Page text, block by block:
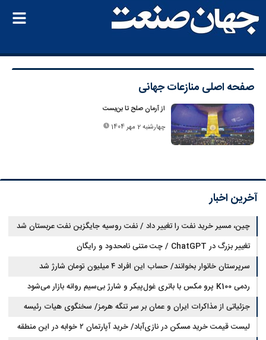
صفحه اصلی منازعات جهانی
از آرمان صلح تا بن‌بست
چهارشنبه 2 مهر 1404
آخرین اخبار
چین، مسیر خرید نفت را تغییر داد / نفت روسیه جایگزین نفت عربستان شد
تغییر بزرگ در ChatGPT / چت متنی نامحدود و رایگان
سرپرستان خانوار بخوانند/ حساب این افراد ۴ میلیون تومان شارژ شد
ردمی K100 پرو مکس با باتری غول‌پیکر و شارژ بی‌سیم روانه بازار می‌شود
جزئیاتی از مذاکرات ایران و عمان بر سر تنگه هرمز/ سخنگوی هیات رئیسه
مجلس: بیانیه‌ای شامل تصحیح مسیر تردد دریایی در تنگه، در آستانه نهایی شدن
لیست قیمت خرید مسکن در نازی‌آباد/ خرید آپارتمان ۲ خوابه در این منطقه